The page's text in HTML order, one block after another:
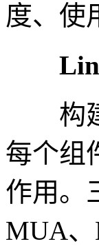
度、使
构建
每个组
作用。
MUA、